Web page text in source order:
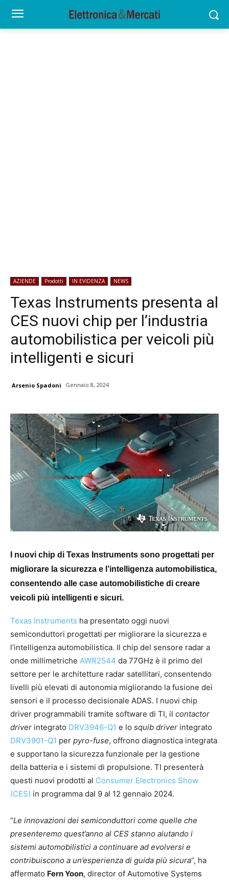
AZIENDE Prodotti IN EVIDENZA NEWS
Texas Instruments presenta al
CES nuovi chip per l’industria
automobilistica per veicoli più
intelligenti e sicuri
Arsenio Spadoni Gennaio 8, 2024
I nuovi chip di Texas Instruments sono progettati per
migliorare la sicurezza e l’intelligenza automobilistica,
consentendo alle case automobilistiche di creare
veicoli più intelligenti e sicuri.
Texas Instruments ha presentato oggi nuovi
semiconduttori progettati per migliorare la sicurezza e
l’intelligenza automobilistica. Il chip del sensore radar a
onde millimetriche AWR2544 da 77GHz è il primo del
settore per le architetture radar satellitari, consentendo
livelli più elevati di autonomia migliorando la fusione dei
sensori e il processo decisionale ADAS. I nuovi chip
driver programmabili tramite software di TI, il contactor
driver integrato DRV3946-Q1 e lo squib driver integrato
DRV3901-Q1 per pyro-fuse, offrono diagnostica integrata
e supportano la sicurezza funzionale per la gestione
della batteria e i sistemi di propulsione. TI presenterà
questi nuovi prodotti al Consumer Electronics Show
(CES) in programma dal 9 al 12 gennaio 2024.
“Le innovazioni dei semiconduttori come quelle che
presenteremo quest’anno al CES stanno aiutando i
sistemi automobilistici a continuare ad evolversi e
contribuiscono a un’esperienza di guida più sicura“, ha
affermato Fern Yoon, director of Automotive Systems